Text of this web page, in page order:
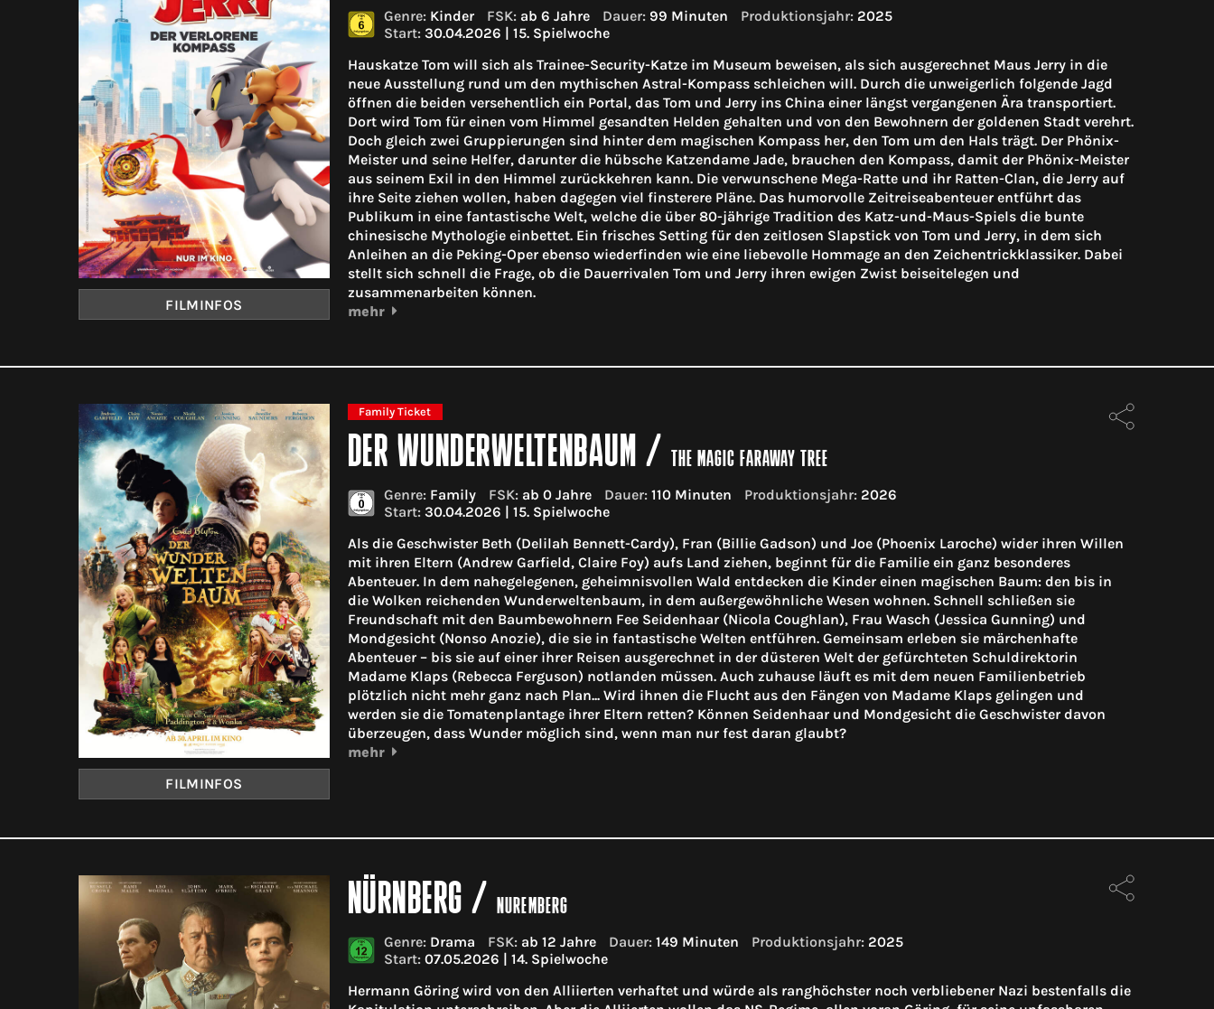
FILMINFOS
Genre: Kinder FSK: ab 6 Jahre Dauer: 99 Minuten Produktionsjahr: 2025
Start: 30.04.2026 | 15. Spielwoche
Hauskatze Tom will sich als Trainee-Security-Katze im Museum beweisen, als sich ausgerechnet Maus Jerry in die
neue Ausstellung rund um den mythischen Astral-Kompass schleichen will. Durch die unweigerlich folgende Jagd
öffnen die beiden versehentlich ein Portal, das Tom und Jerry ins China einer längst vergangenen Ära transportiert.
Dort wird Tom für einen vom Himmel gesandten Helden gehalten und von den Bewohnern der goldenen Stadt verehrt.
Doch gleich zwei Gruppierungen sind hinter dem magischen Kompass her, den Tom um den Hals trägt. Der Phönix-
Meister und seine Helfer, darunter die hübsche Katzendame Jade, brauchen den Kompass, damit der Phönix-Meister
aus seinem Exil in den Himmel zurückkehren kann. Die verwunschene Mega-Ratte und ihr Ratten-Clan, die Jerry auf
ihre Seite ziehen wollen, haben dagegen viel finsterere Pläne. Das humorvolle Zeitreiseabenteuer entführt das
Publikum in eine fantastische Welt, welche die über 80-jährige Tradition des Katz-und-Maus-Spiels die bunte
chinesische Mythologie einbettet. Ein frisches Setting für den zeitlosen Slapstick von Tom und Jerry, in dem sich
Anleihen an die Peking-Oper ebenso wiederfinden wie eine liebevolle Hommage an den Zeichentrickklassiker. Dabei
stellt sich schnell die Frage, ob die Dauerrivalen Tom und Jerry ihren ewigen Zwist beiseitelegen und
zusammenarbeiten können.
mehr
FILMINFOS
Family Ticket
DER WUNDERWELTENBAUM / THE MAGIC FARAWAY TREE
Genre: Family FSK: ab 0 Jahre Dauer: 110 Minuten Produktionsjahr: 2026
Start: 30.04.2026 | 15. Spielwoche
Als die Geschwister Beth (Delilah Bennett-Cardy), Fran (Billie Gadson) und Joe (Phoenix Laroche) wider ihren Willen
mit ihren Eltern (Andrew Garfield, Claire Foy) aufs Land ziehen, beginnt für die Familie ein ganz besonderes
Abenteuer. In dem nahegelegenen, geheimnisvollen Wald entdecken die Kinder einen magischen Baum: den bis in
die Wolken reichenden Wunderweltenbaum, in dem außergewöhnliche Wesen wohnen. Schnell schließen sie
Freundschaft mit den Baumbewohnern Fee Seidenhaar (Nicola Coughlan), Frau Wasch (Jessica Gunning) und
Mondgesicht (Nonso Anozie), die sie in fantastische Welten entführen. Gemeinsam erleben sie märchenhafte
Abenteuer – bis sie auf einer ihrer Reisen ausgerechnet in der düsteren Welt der gefürchteten Schuldirektorin
Madame Klaps (Rebecca Ferguson) notlanden müssen. Auch zuhause läuft es mit dem neuen Familienbetrieb
plötzlich nicht mehr ganz nach Plan... Wird ihnen die Flucht aus den Fängen von Madame Klaps gelingen und
werden sie die Tomatenplantage ihrer Eltern retten? Können Seidenhaar und Mondgesicht die Geschwister davon
überzeugen, dass Wunder möglich sind, wenn man nur fest daran glaubt?
mehr
NÜRNBERG /NUREMBERG
Genre: Drama FSK: ab 12 Jahre Dauer: 149 Minuten Produktionsjahr: 2025
Start: 07.05.2026 | 14. Spielwoche
Hermann Göring wird von den Alliierten verhaftet und würde als ranghöchster noch verbliebener Nazi bestenfalls die